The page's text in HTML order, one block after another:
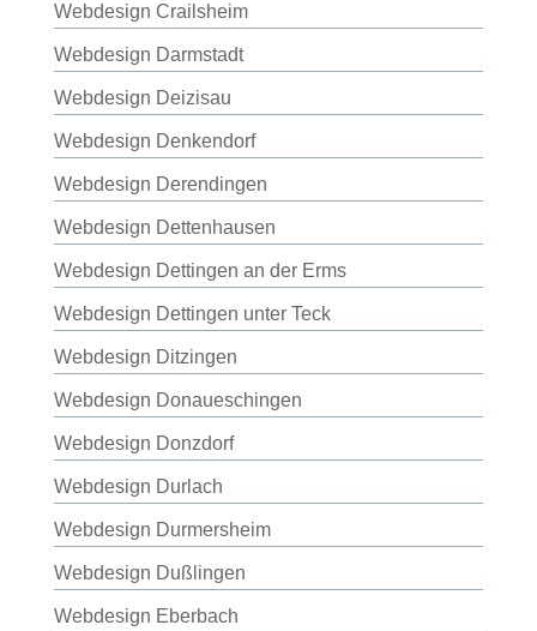
Webdesign Crailsheim
Webdesign Darmstadt
Webdesign Deizisau
Webdesign Denkendorf
Webdesign Derendingen
Webdesign Dettenhausen
Webdesign Dettingen an der Erms
Webdesign Dettingen unter Teck
Webdesign Ditzingen
Webdesign Donaueschingen
Webdesign Donzdorf
Webdesign Durlach
Webdesign Durmersheim
Webdesign Dußlingen
Webdesign Eberbach